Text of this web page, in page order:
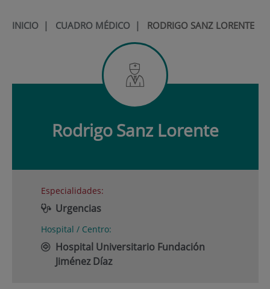
INICIO| CUADRO MÉDICO| RODRIGO SANZ LORENTE
RodrigoSanz Lorente
Especialidades:
Urgencias
Hospital / Centro:
Hospital Universitario Fundación
Jiménez Díaz